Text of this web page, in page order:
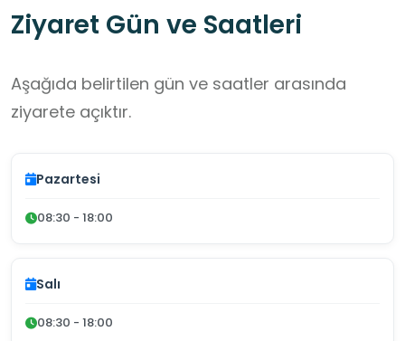
Ziyaret Gün ve Saatleri
Aşağıda belirtilen gün ve saatler arasında
ziyarete açıktır.
Pazartesi
08:30 - 18:00
Salı
08:30 - 18:00